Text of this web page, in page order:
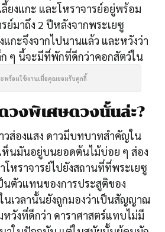
ยงแกะ และโหราจารย์อยู่พร้อม
ย์มาถึง 2 ปีหลังจากพระเยซู
กะจึงจากไปนานแล้ว และหวังว่า
ๆ นี้จะมีที่พักที่ดีกว่าคอกสัตว์ใน
พร้อมใช้งานเมื่อคุณยอมรับคุกกี้
วงพิเศษดวงนั้นล่ะ?
ส่องแสง ดาวมีบทบาทสำคัญใน
เห็นมันอยู่บนยอดต้นไม้บ่อย ๆ ส่อง
โหราจารย์ไปยังสถานที่ที่พระเยซู
นตัวแทนของการประสูติของ
นเวลานั้นยังถูกมองว่าเป็นสัญญาณ
วังที่ดีกว่า ดาราศาสตร์แทบไม่มี